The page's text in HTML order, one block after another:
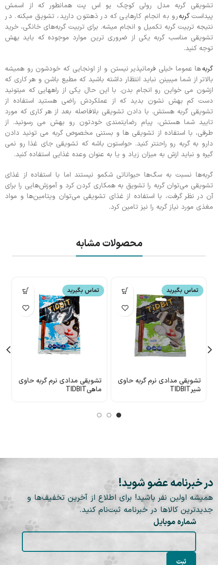
تشویقی گربه مدل رولی کوچک یو اس پت همانطور که از اسمش
پیداست‌گربهرو به انجام‌ کارهایی که در ذهنتون دارید، تشویق میکنه. در
نتیجه تربیت گربه تکمیل و انجام‌ میشه. برای تربیت گربه‌های خانگی، خرید
تشویقی مناسب گربه یکی از ضروری ترین موارد موجوده که باید بهش
توجه کنید.
گربهها عموما خیلی فرمانپذیر نیستن و از اونجایی که خودشون رو همیشه
بالاتر از شما میبینن نباید انتظار داشته باشید که مطیع باشن و هر کاری که
ازشون می خواین رو انجام بدن. با این حال یکی از راههایی که میتونید
دست کم بهش نشون بدید که از عملکردش راضی هستید استفاده از
تشویقی گربه هستش. با دادن تشویقی بلافاصله بعد از هر کاری که مورد
تایید شما هستش، پیام رضایتمندی خودتون رو بهش می رسونید. از
طرفی، با استفاده از تشویقی ها و بستنی مخصوص گربه می تونید دادن
دارو به گربه رو راحتتر کنید. حواستون باشه که تشویقی جای غذا رو نمی
گیره و نباید ازش به میزان زیاد و یا به عنوان وعده غذایی استفاده کنید.
گربه‌ها نسبت به سگ‌ها حیواناتی شکمو نیستند اما با استفاده از غذای
تشویقی می‌توان گربه را تشویق به همکاری کردن کرد و آموزش‌هایی را برای
آن در نظر گرفت، با استفاده از غذای تشویقی می‌توان ویتامین‌ها و مواد
مغذی مورد نیاز گربه را نیز تامین کرد.
محصولات مشابه
تماس بگیرید
تشویقی مدادی نرم گربه حاوی
شیرTIDBIT
تماس بگیرید
تشویقی مدادی نرم گربه حاوی
ماهیTIDBIT
در خبرنامه عضو شوید!
همیشه اولین نفر باشید! برای اطلاع از آخرین تخفیف‌ها و
جدیدترین کالاها در خبرنامه ثبت‌نام کنید.
شماره موبایل